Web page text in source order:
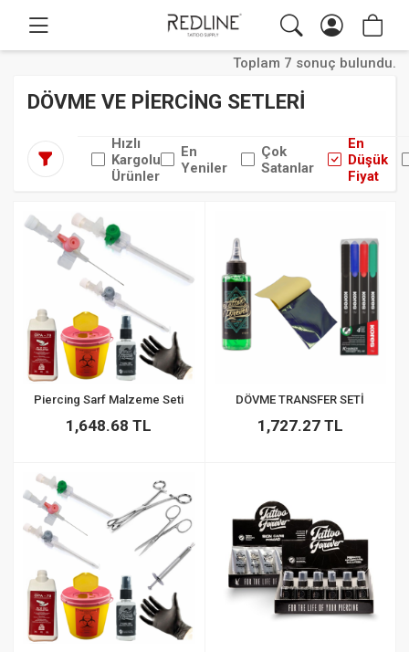
Toplam 7 sonuç bulundu.
DÖVME VE PİERCİNG SETLERİ
Hızlı
Kargolu
Ürünler
En
Yeniler
Çok
Satanlar
En
Düşük
Fiyat
Piercing Sarf Malzeme Seti
1,648.68 TL
DÖVME TRANSFER SETİ
1,727.27 TL